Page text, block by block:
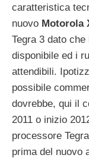
caratteristica
nuovo Motorola
Tegra 3 dato
disponibile ed i
attendibili.
possibile
dovrebbe, qui il
2011 o inizio
processore
prima del nuovo